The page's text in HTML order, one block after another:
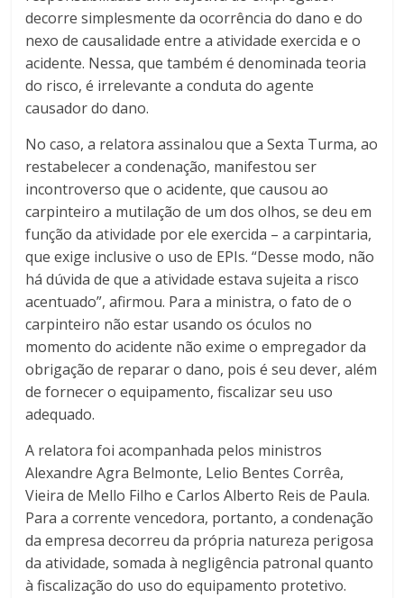
decorre simplesmente da ocorrência do dano e do
nexo de causalidade entre a atividade exercida e o
acidente. Nessa, que também é denominada teoria
do risco, é irrelevante a conduta do agente
causador do dano.
No caso, a relatora assinalou que a Sexta Turma, ao
restabelecer a condenação, manifestou ser
incontroverso que o acidente, que causou ao
carpinteiro a mutilação de um dos olhos, se deu em
função da atividade por ele exercida – a carpintaria,
que exige inclusive o uso de EPIs. “Desse modo, não
há dúvida de que a atividade estava sujeita a risco
acentuado”, afirmou. Para a ministra, o fato de o
carpinteiro não estar usando os óculos no
momento do acidente não exime o empregador da
obrigação de reparar o dano, pois é seu dever, além
de fornecer o equipamento, fiscalizar seu uso
adequado.
A relatora foi acompanhada pelos ministros
Alexandre Agra Belmonte, Lelio Bentes Corrêa,
Vieira de Mello Filho e Carlos Alberto Reis de Paula.
Para a corrente vencedora, portanto, a condenação
da empresa decorreu da própria natureza perigosa
da atividade, somada à negligência patronal quanto
à fiscalização do uso do equipamento protetivo.